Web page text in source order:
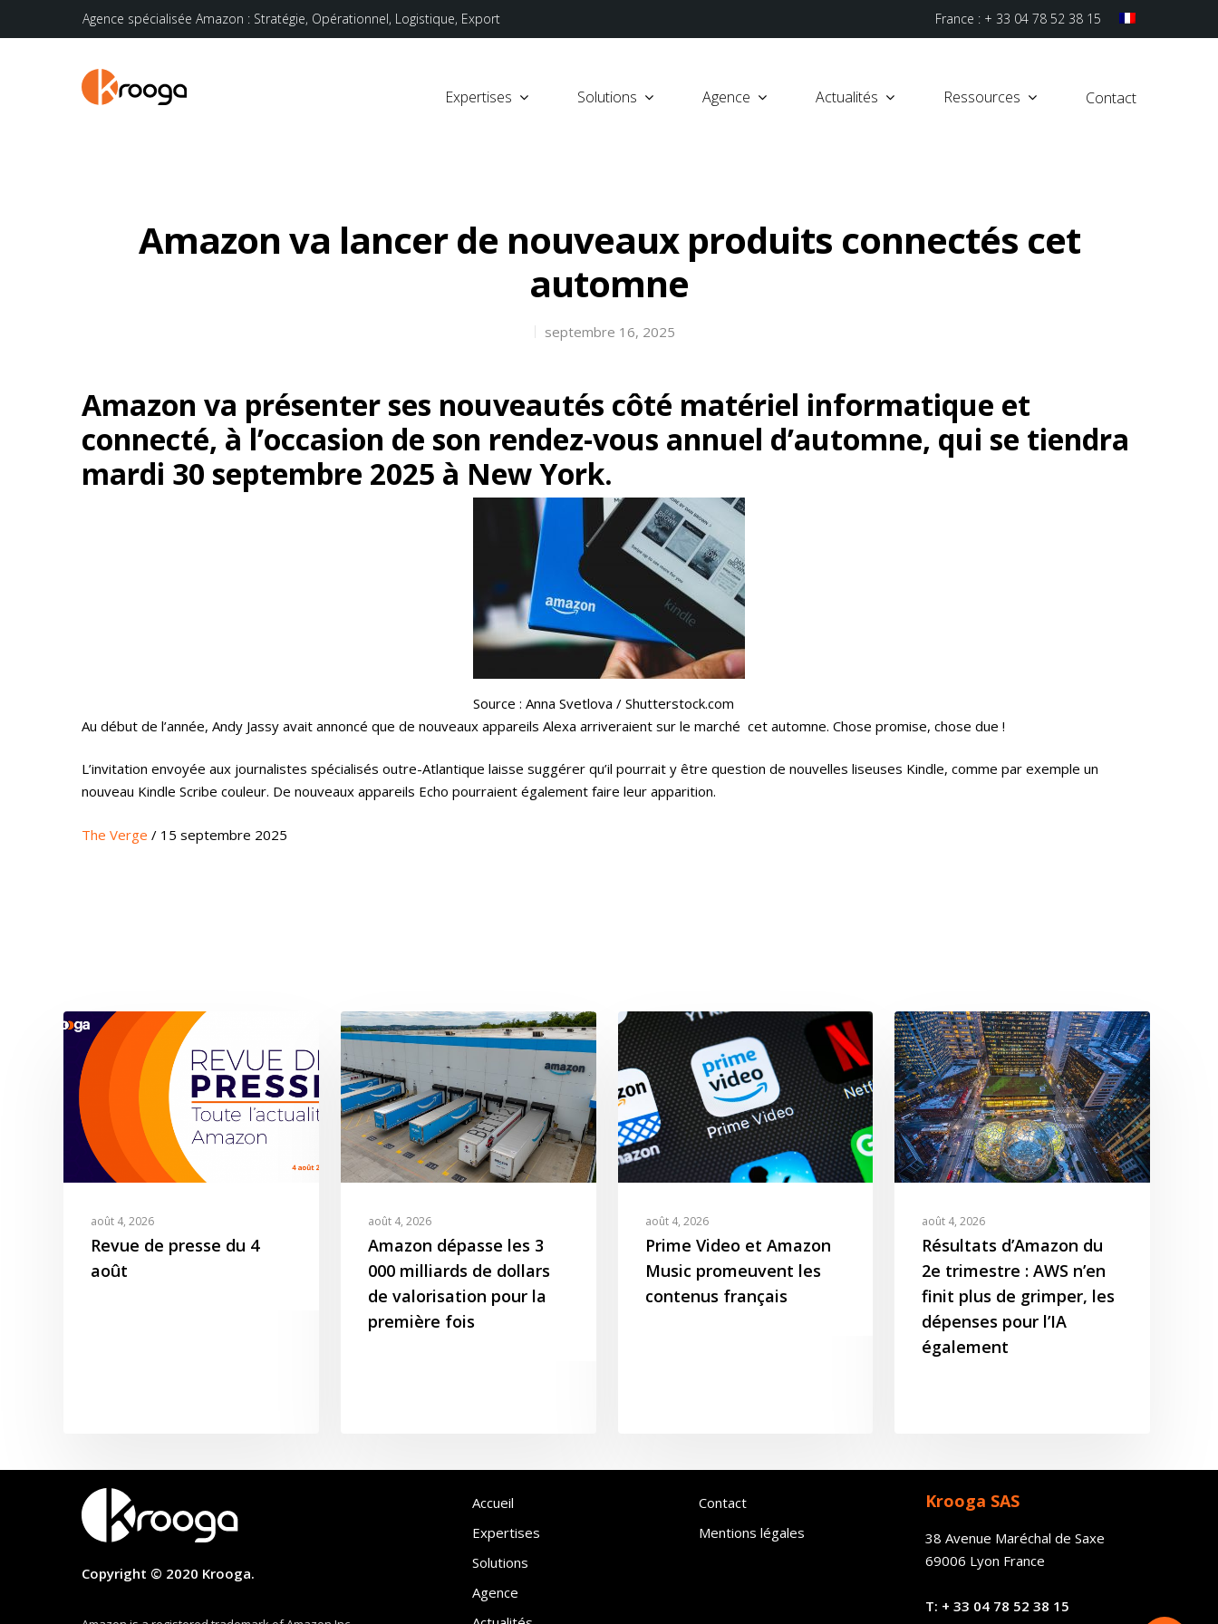
Agence spécialisée Amazon : Stratégie, Opérationnel, Logistique, Export France : + 33 04 78 52 38 15
Expertises Solutions Agence Actualités Ressources Contact
Amazon va lancer de nouveaux produits connectés cet
automne
septembre 16, 2025
Amazon va présenter ses nouveautés côté matériel informatique et
connecté, à l’occasion de son rendez-vous annuel d’automne, qui se tiendra
mardi 30 septembre 2025 à New York.
Source : Anna Svetlova / Shutterstock.com
Au début de l’année, Andy Jassy avait annoncé que de nouveaux appareils Alexa arriveraient sur le marché cet automne. Chose promise, chose due !
L’invitation envoyée aux journalistes spécialisés outre-Atlantique laisse suggérer qu’il pourrait y être question de nouvelles liseuses Kindle, comme par exemple un
nouveau Kindle Scribe couleur. De nouveaux appareils Echo pourraient également faire leur apparition.
The Verge / 15 septembre 2025
août 4, 2026
Revue de presse du 4
août
août 4, 2026
Amazon dépasse les 3
000 milliards de dollars
de valorisation pour la
première fois
août 4, 2026
Prime Video et Amazon
Music promeuvent les
contenus français
août 4, 2026
Résultats d’Amazon du
2e trimestre : AWS n’en
finit plus de grimper, les
dépenses pour l’IA
également
Copyright © 2020 Krooga.
Accueil
Expertises
Solutions
Agence
Contact
Mentions légales
Krooga SAS
38 Avenue Maréchal de Saxe
69006 Lyon France
T: + 33 04 78 52 38 15
Krooga SAS